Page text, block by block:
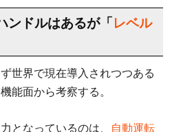
ンドルはあるが「レベル
世界で現在導入されつつある
能面から考察する。
となっているのは、
自動運転